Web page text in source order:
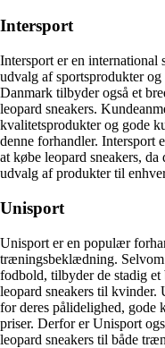
Intersport
Intersport er en international
udvalg af sportsprodukter
Danmark tilbyder også et
leopard sneakers.
kvalitetsprodukter og gode
denne forhandler. Intersport
at købe leopard sneakers,
udvalg af produkter til
Unisport
Unisport er en populær
træningsbeklædning. Selvom
fodbold, tilbyder de stadig et
leopard sneakers til kvinder.
for deres pålidelighed, gode
priser. Derfor er Unisport
leopard sneakers til både